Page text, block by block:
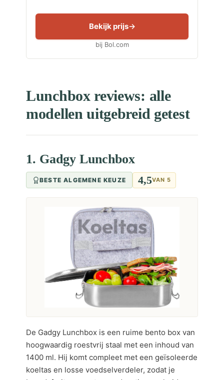
Bekijk prijs
bij Bol.com
Lunchbox reviews: alle
modellen uitgebreid getest
1. Gadgy Lunchbox
BESTE ALGEMENE KEUZE 4,5VAN 5
De Gadgy Lunchbox is een ruime bento box van
hoogwaardig roestvrij staal met een inhoud van
1400 ml. Hij komt compleet met een geïsoleerde
koeltas en losse voedselverdeler, zodat je